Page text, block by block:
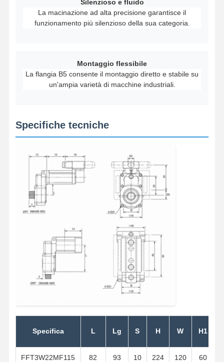
Silenzioso e fluido
La macinazione ad alta precisione garantisce il
funzionamento più silenzioso della sua categoria.
Montaggio flessibile
La flangia B5 consente il montaggio diretto e stabile su
un'ampia varietà di macchine industriali.
Specifiche tecniche
Specifica L Lg S H W H1
FFT3W22MF115 82 93 10 224 120 60